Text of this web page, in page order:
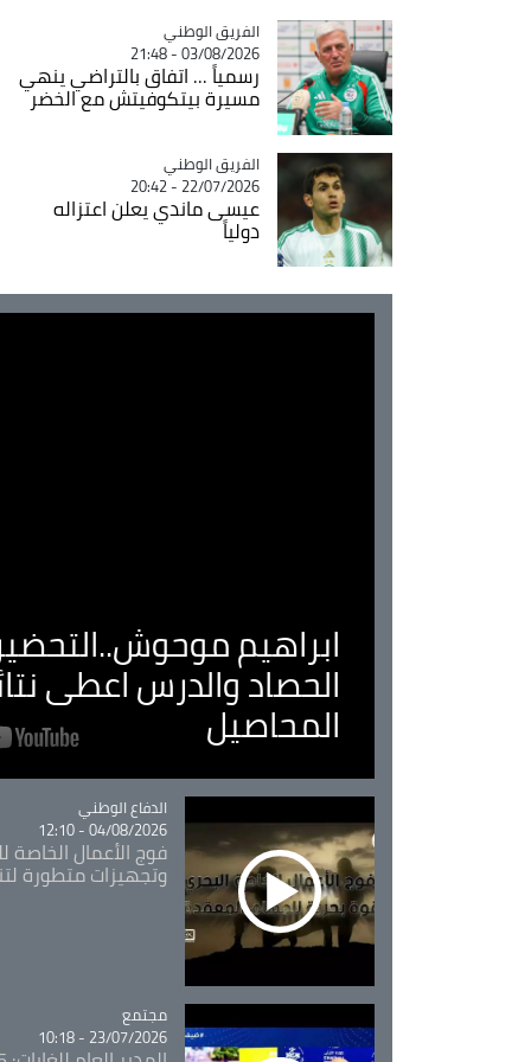
Catégorie
الفريق الوطني
03/08/2026 - 21:48
رسمياً ... اتفاق بالتراضي ينهي
مسيرة بيتكوفيتش مع الخضر
Catégorie
الفريق الوطني
22/07/2026 - 20:42
عيسى ماندي يعلن اعتزاله
دولياً
ابراهيم
الحصاد والدرس اعطى
المحاصيل
Catégorie
الدفاع الوطني
04/08/2026 - 12:10
فوج الأعمال الخاصة
وتجهيزات متطورة
Catégorie
مجتمع
23/07/2026 - 10:18